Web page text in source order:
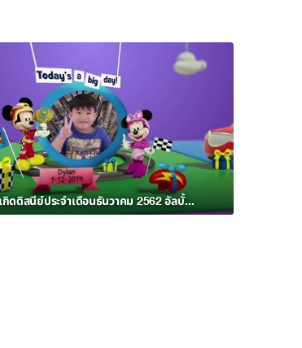
สมุดอวยพรวันเกิดดิสนีย์ประจำเดือนธันวาคม 2562 อัลบั้ม 3